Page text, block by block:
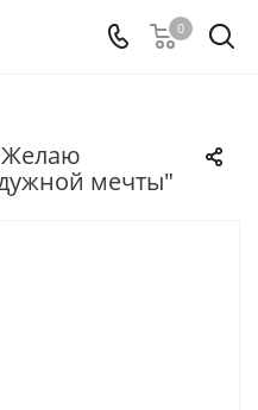
0
мечты"